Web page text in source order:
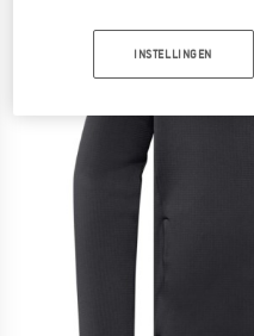
INSTELLINGEN